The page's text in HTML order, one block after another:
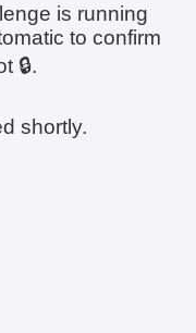
is running
to confirm
🔒.
shortly.